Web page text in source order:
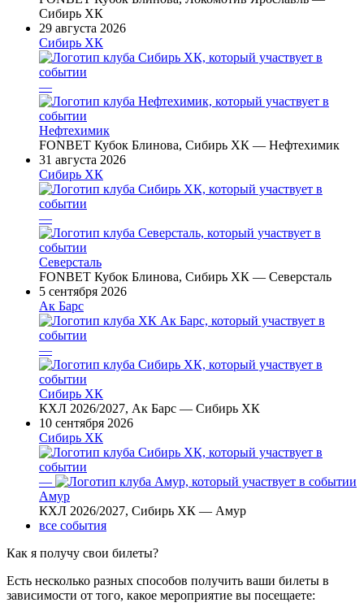
Сибирь ХК
29 августа 2026
Сибирь ХК
—
Нефтехимик
FONBET Кубок Блинова, Сибирь ХК — Нефтехимик
31 августа 2026
Сибирь ХК
—
Северсталь
FONBET Кубок Блинова, Сибирь ХК — Северсталь
5 сентября 2026
Ак Барс
—
Сибирь ХК
КХЛ 2026/2027, Ак Барс — Сибирь ХК
10 сентября 2026
Сибирь ХК
—
Амур
КХЛ 2026/2027, Сибирь ХК — Амур
все события
Как я получу свои билеты?
Есть несколько разных способов получить ваши билеты в
зависимости от того, какое мероприятие вы посещаете: